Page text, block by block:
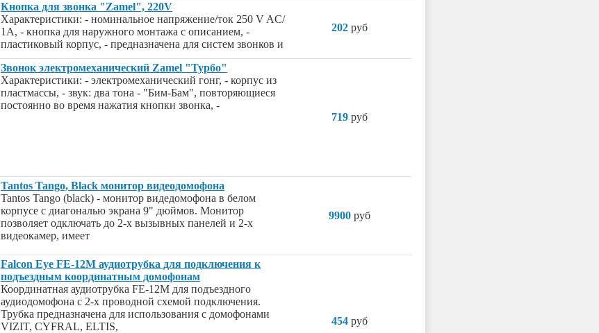
Кнопка для звонка "Zamel", 220V
Характеристики: - номинальное напряжение/ток 250 V AC/
1A, - кнопка для наружного монтажа с описанием, -
пластиковый корпус, - предназначена для систем звонков и
202 руб
Звонок электромеханический Zamel "Турбо"
Характеристики: - электромеханический гонг, - корпус из
пластмассы, - звук: два тона - "Бим-Бам", повторяющиеся
постоянно во время нажатия кнопки звонка, -
719 руб
Tantos Tango, Black монитор видеодомофона
Tantos Tango (black) - монитор видедомофона в белом
корпусе с диагональю экрана 9" дюймов. Монитор
позволяет одключать до 2-х вызывных панелей и 2-х
видеокамер, имеет
9900 руб
Falcon Eye FE-12M аудиотрубка для подключения к
подъездным координатным домофонам
Координатная аудиотрубка FE-12M для подъездного
аудиодомофона с 2-х проводной схемой подключения.
Трубка предназначена для использования с домофонами
VIZIT, CYFRAL, ELTIS,
454 руб